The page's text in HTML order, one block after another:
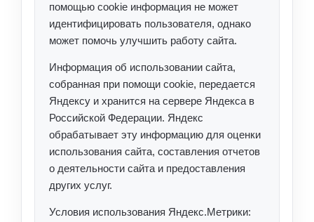
помощью cookie информация не может
идентифицировать пользователя, однако
может помочь улучшить работу сайта.
Информация об использовании сайта,
собранная при помощи cookie, передается
Яндексу и хранится на сервере Яндекса в
Российской Федерации. Яндекс
обрабатывает эту информацию для оценки
использования сайта, составления отчетов
о деятельности сайта и предоставления
других услуг.
Условия использования Яндекс.Метрики: